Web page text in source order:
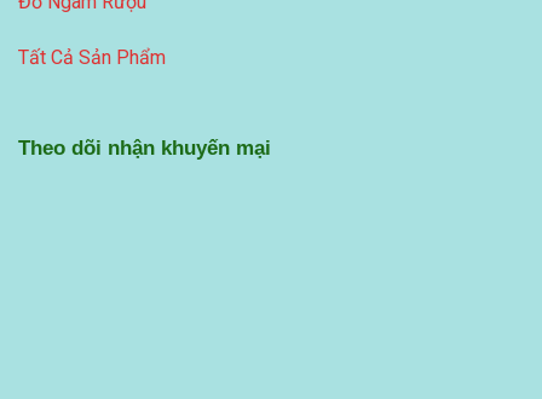
Tất Cả Sản Phẩm
Theo dõi nhận khuyến mại